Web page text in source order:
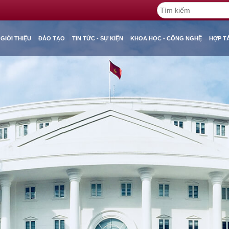
GIỚI THIỆU ĐÀO TẠO TIN TỨC - SỰ KIỆN KHOA HỌC - CÔNG NGHỆ HỢP